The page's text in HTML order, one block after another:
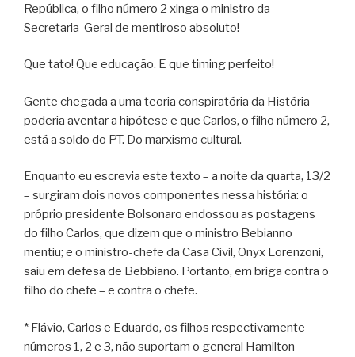
República, o filho número 2 xinga o ministro da
Secretaria-Geral de mentiroso absoluto!
Que tato! Que educação. E que timing perfeito!
Gente chegada a uma teoria conspiratória da História
poderia aventar a hipótese e que Carlos, o filho número 2,
está a soldo do PT. Do marxismo cultural.
Enquanto eu escrevia este texto – a noite da quarta, 13/2
– surgiram dois novos componentes nessa história: o
próprio presidente Bolsonaro endossou as postagens
do filho Carlos, que dizem que o ministro Bebianno
mentiu; e o ministro-chefe da Casa Civil, Onyx Lorenzoni,
saiu em defesa de Bebbiano. Portanto, em briga contra o
filho do chefe – e contra o chefe.
* Flávio, Carlos e Eduardo, os filhos respectivamente
números 1, 2 e 3, não suportam o general Hamilton